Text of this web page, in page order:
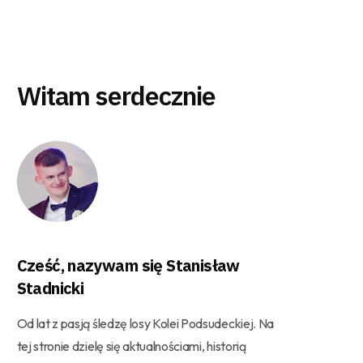
Witam serdecznie
Cześć, nazywam się Stanisław
Stadnicki
Od lat z pasją śledzę losy Kolei Podsudeckiej. Na
tej stronie dzielę się aktualnościami, historią